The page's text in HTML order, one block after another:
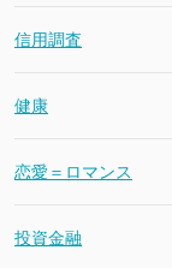
信用調査
健康
恋愛＝ロマンス
投資金融